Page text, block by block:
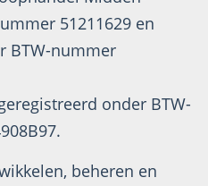
51211629 en
BTW-nummer
onder BTW-
beheren en